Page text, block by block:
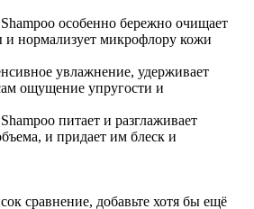
особенно бережно очищает
нормализует микрофлору кожи
увлажнение, удерживает
ощущение упругости и
питает и разглаживает
и придает им блеск и
сравнение, добавьте хотя бы ещё